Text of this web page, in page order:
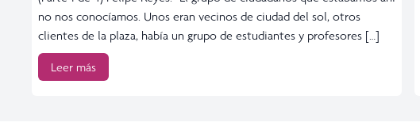
no nos conocíamos. Unos eran vecinos de ciudad del sol, otros
clientes de la plaza, había un grupo de estudiantes y profesores […]
Leer más